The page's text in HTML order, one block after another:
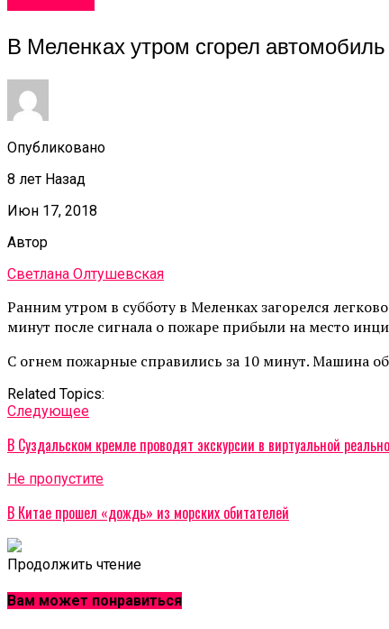
В Меленках утром сгорел автомобиль
Опубликовано
8 лет Назад
Июн 17, 2018
Автор
Светлана Олтушевская
Ранним утром в субботу в Меленках загорелся
минут после сигнала о пожаре прибыли на место
С огнем пожарные справились за 10 минут. Машина
Related Topics:
Cледующее
В Суздальском кремле проводят экскурсии в виртуальной
Не пропустите
В Китае прошел «дождь» из морских обитателей
Продолжить чтение
Вам может понравиться